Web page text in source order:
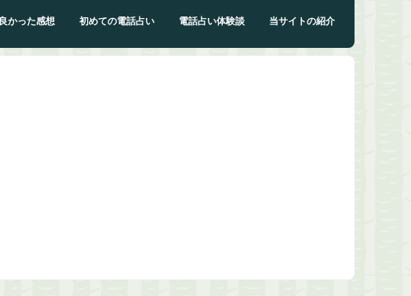
良かった感想 初めての電話占い 電話占い体験談 当サイトの紹介